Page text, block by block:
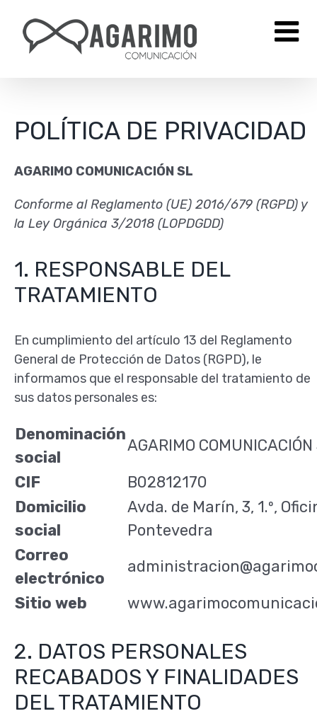
contenido
POLÍTICA DE PRIVACIDAD
AGARIMO COMUNICACIÓN SL
Conforme al Reglamento (UE) 2016/679 (RGPD) y
la Ley Orgánica 3/2018 (LOPDGDD)
1. RESPONSABLE DEL
TRATAMIENTO
En cumplimiento del artículo 13 del Reglamento
General de Protección de Datos (RGPD), le
informamos que el responsable del tratamiento de
sus datos personales es:
Denominación
social
AGARIMO COMUNICACIÓN
CIF
B02812170
Domicilio
social
Avda. de Marín, 3, 1.º,
Pontevedra
Correo
electrónico
Sitio web
2. DATOS PERSONALES
RECABADOS Y FINALIDADES
DEL TRATAMIENTO